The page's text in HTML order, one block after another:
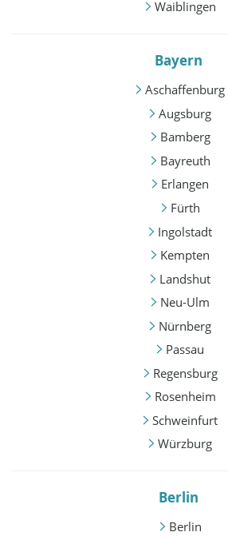
Waiblingen
Bayern
Aschaffenburg
Augsburg
Bamberg
Bayreuth
Erlangen
Fürth
Ingolstadt
Kempten
Landshut
Neu-Ulm
Nürnberg
Passau
Regensburg
Rosenheim
Schweinfurt
Würzburg
Berlin
Berlin